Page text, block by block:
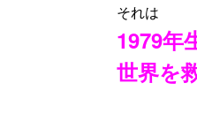
それは
1979年
世界を